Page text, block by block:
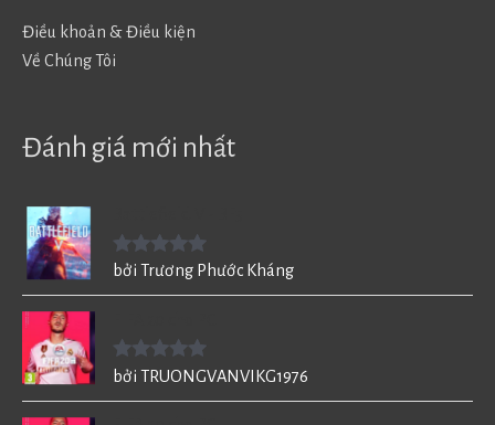
Điều khoản & Điều kiện
Về Chúng Tôi
Đánh giá mới nhất
Được xếp
bởi Trương Phước Kháng
Được xếp
bởi TRUONGVANVIKG1976